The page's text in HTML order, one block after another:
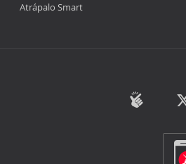
Atrápalo Smart